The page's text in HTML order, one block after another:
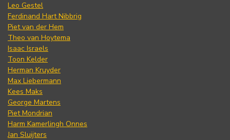
Leo Gestel
Ferdinand Hart Nibbrig
Piet van der Hem
Theo van Hoytema
Isaac Israels
Toon Kelder
Herman Kruyder
Max Liebermann
Kees Maks
George Martens
Piet Mondrian
Harm Kamerlingh Onnes
Jan Sluijters